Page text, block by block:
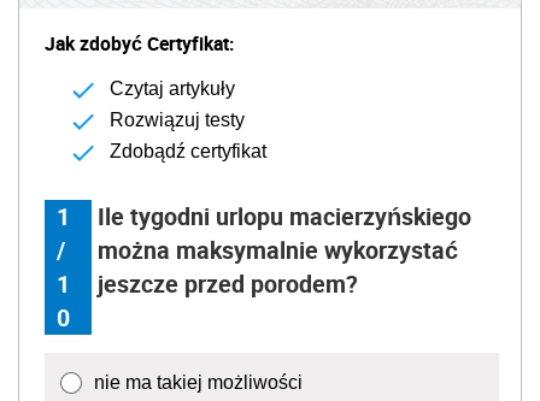
Jak zdobyć Certyfikat:
Czytaj artykuły
Rozwiązuj testy
Zdobądź certyfikat
1
/
1
0
Ile tygodni urlopu macierzyńskiego
można maksymalnie wykorzystać
jeszcze przed porodem?
nie ma takiej możliwości